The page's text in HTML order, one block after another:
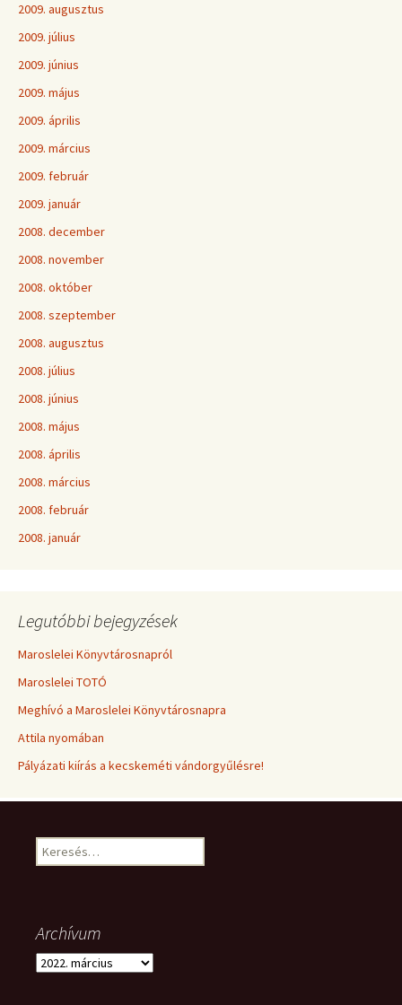
2009. augusztus
2009. július
2009. június
2009. május
2009. április
2009. március
2009. február
2009. január
2008. december
2008. november
2008. október
2008. szeptember
2008. augusztus
2008. július
2008. június
2008. május
2008. április
2008. március
2008. február
2008. január
Legutóbbi bejegyzések
Maroslelei Könyvtárosnapról
Maroslelei TOTÓ
Meghívó a Maroslelei Könyvtárosnapra
Attila nyomában
Pályázati kiírás a kecskeméti vándorgyűlésre!
Keresés:
Archívum
Archívum